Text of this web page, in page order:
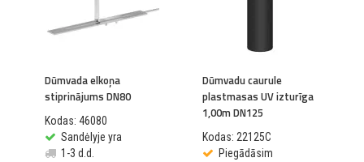
Dūmvada elkoņa
stiprinājums DN80
Kodas: 46080
Sandėlyje yra
1-3 d.d.
Dūmvadu caurule
plastmasas UV izturīga
1,00m DN125
Kodas: 22125C
Piegādāsim